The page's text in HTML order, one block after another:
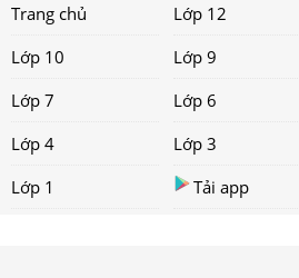
Trang chủ Lớp 12
Lớp 10
Lớp 9
Lớp 7
Lớp 6
Lớp 4
Lớp 3
Lớp 1
Tải app